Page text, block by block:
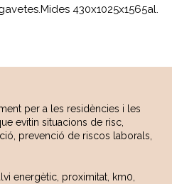
430x1025x1565al.
per a les residències i les
evitin situacions de risc,
prevenció de riscos laborals,
energètic, proximitat, km0,